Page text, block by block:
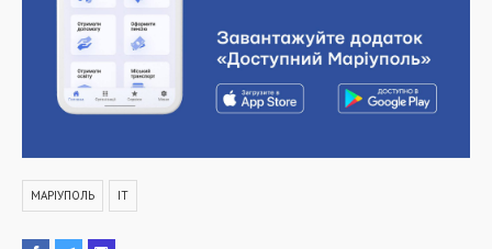
МАРІУПОЛЬ IT